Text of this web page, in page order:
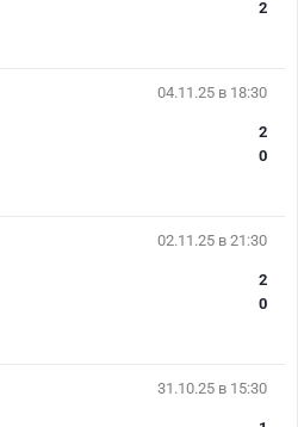
2
04.11.25 в 18:30
2
0
02.11.25 в 21:30
2
0
31.10.25 в 15:30